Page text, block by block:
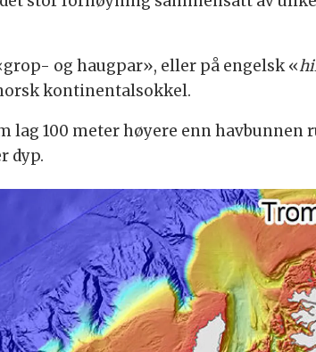
og haugpar», eller på engelsk «
kontinentalsokkel.
lag 100 meter høyere enn havbunnen
dyp.